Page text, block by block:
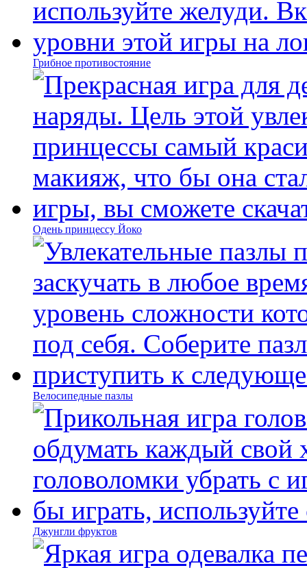
Грибное противостояние
Одень принцессу Йоко
Велосипедные пазлы
Джунгли фруктов